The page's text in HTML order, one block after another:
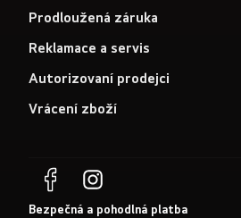
Prodloužená záruka
Reklamace a servis
Autorizovaní prodejci
Vrácení zboží
Bezpečná a pohodlná platba